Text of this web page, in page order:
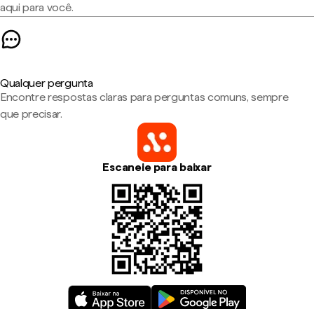
aqui para você.
Qualquer pergunta
Encontre respostas claras para perguntas comuns, sempre
que precisar.
Escaneie para baixar